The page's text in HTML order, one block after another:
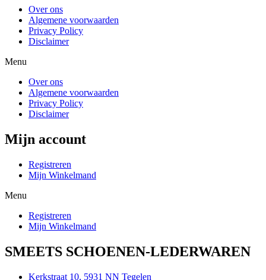
Over ons
Algemene voorwaarden
Privacy Policy
Disclaimer
Menu
Over ons
Algemene voorwaarden
Privacy Policy
Disclaimer
Mijn account
Registreren
Mijn Winkelmand
Menu
Registreren
Mijn Winkelmand
SMEETS SCHOENEN-LEDERWAREN
Kerkstraat 10, 5931 NN Tegelen